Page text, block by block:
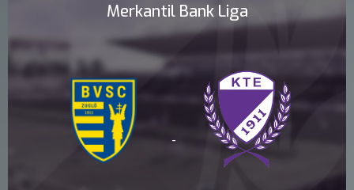
Merkantil Bank Liga
-